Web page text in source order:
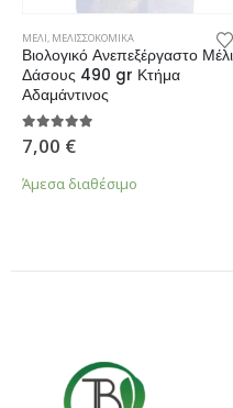
ΜΕΛΙ, ΜΕΛΙΣΣΟΚΟΜΙΚΑ
Βιολογικό Ανεπεξέργαστο Μέλι
Δάσους 490 gr Κτήμα
Αδαμάντινος
5.00από 5
7,00 €
Άμεσα διαθέσιμο